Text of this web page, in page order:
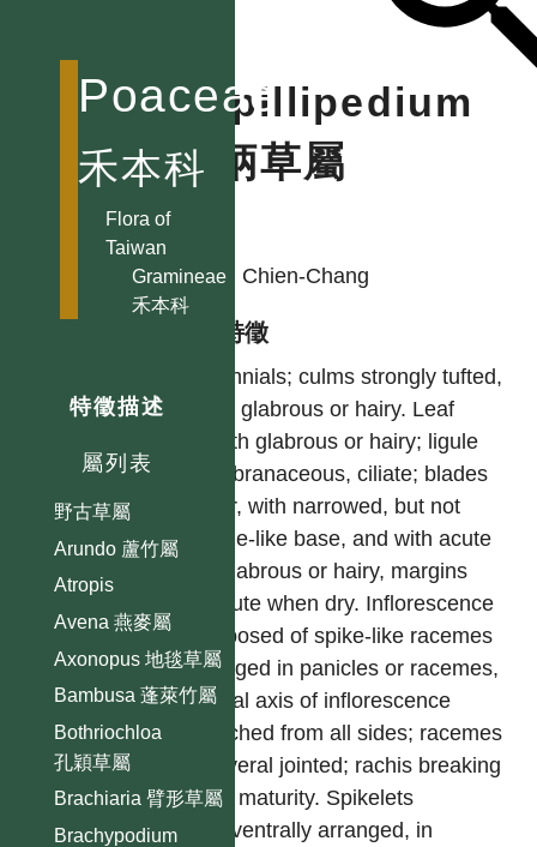
Poaceae
禾本科
Flora of
Taiwan
Gramineae
禾本科
特徵描述
屬列表
黃花茅屬
Apocopis 楔穎草屬
Aristida 三芒草屬
Arrhenatherum
Arthraxon 藎草屬
Arundinaria
野古草屬
Arundo 蘆竹屬
Atropis
Avena 燕麥屬
Axonopus 地毯草屬
Bambusa 蓬萊竹屬
Bothriochloa
孔穎草屬
Brachiaria 臂形草屬
Brachypodium
Capillipedium
細柄草屬
HSU, Chien-Chang
型態特徵
Perennials; culms strongly tufted,
solid, glabrous or hairy. Leaf
sheath glabrous or hairy; ligule
membranaceous, ciliate; blades
linear, with narrowed, but not
petiole-like base, and with acute
tip, glabrous or hairy, margins
revolute when dry. Inflorescence
composed of spike-like racemes
arranged in panicles or racemes,
central axis of inflorescence
branched from all sides; racemes
2-several jointed; rachis breaking
up at maturity. Spikelets
dorsiventrally arranged, in